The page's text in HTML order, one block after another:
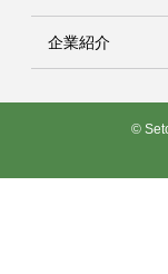
企業紹介
©